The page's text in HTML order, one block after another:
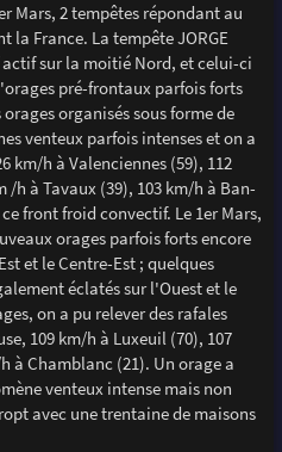
Mars, 2 tempêtes répondant au
la France. La tempête JORGE
sur la moitié Nord, et celui-ci
pré-frontaux parfois forts
organisés sous forme de
venteux parfois intenses et on a
km/h à Valenciennes (59), 112
/h à Tavaux (39), 103 km/h à Ban-
front froid convectif. Le 1er Mars,
orages parfois forts encore
et le Centre-Est ; quelques
éclatés sur l'Ouest et le
on a pu relever des rafales
109 km/h à Luxeuil (70), 107
à Chamblanc (21). Un orage a
venteux intense mais non
avec une trentaine de maisons